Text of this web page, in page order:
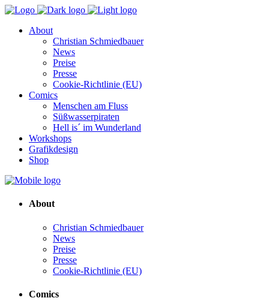
About
Christian Schmiedbauer
News
Preise
Presse
Cookie-Richtlinie (EU)
Comics
Menschen am Fluss
Süßwasserpiraten
Hell is´ im Wunderland
Workshops
Grafikdesign
Shop
About
Christian Schmiedbauer
News
Preise
Presse
Cookie-Richtlinie (EU)
Comics